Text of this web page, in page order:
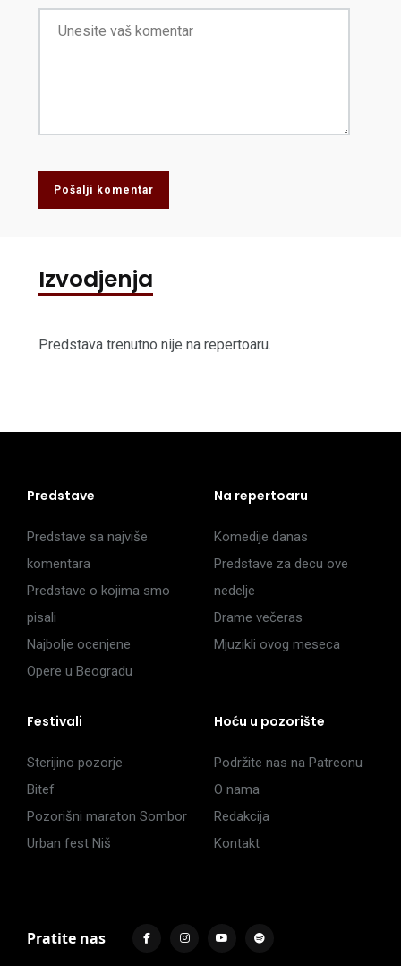
Pošalji komentar
Izvodjenja
Predstava trenutno nije na repertoaru.
Predstave
Predstave sa najviše
komentara
Predstave o kojima smo
pisali
Najbolje ocenjene
Opere u Beogradu
Na repertoaru
Komedije danas
Predstave za decu ove
nedelje
Drame večeras
Mjuzikli ovog meseca
Festivali
Sterijino pozorje
Bitef
Pozorišni maraton Sombor
Urban fest Niš
Hoću u pozorište
Podržite nas na Patreonu
O nama
Redakcija
Kontakt
Pratite nas